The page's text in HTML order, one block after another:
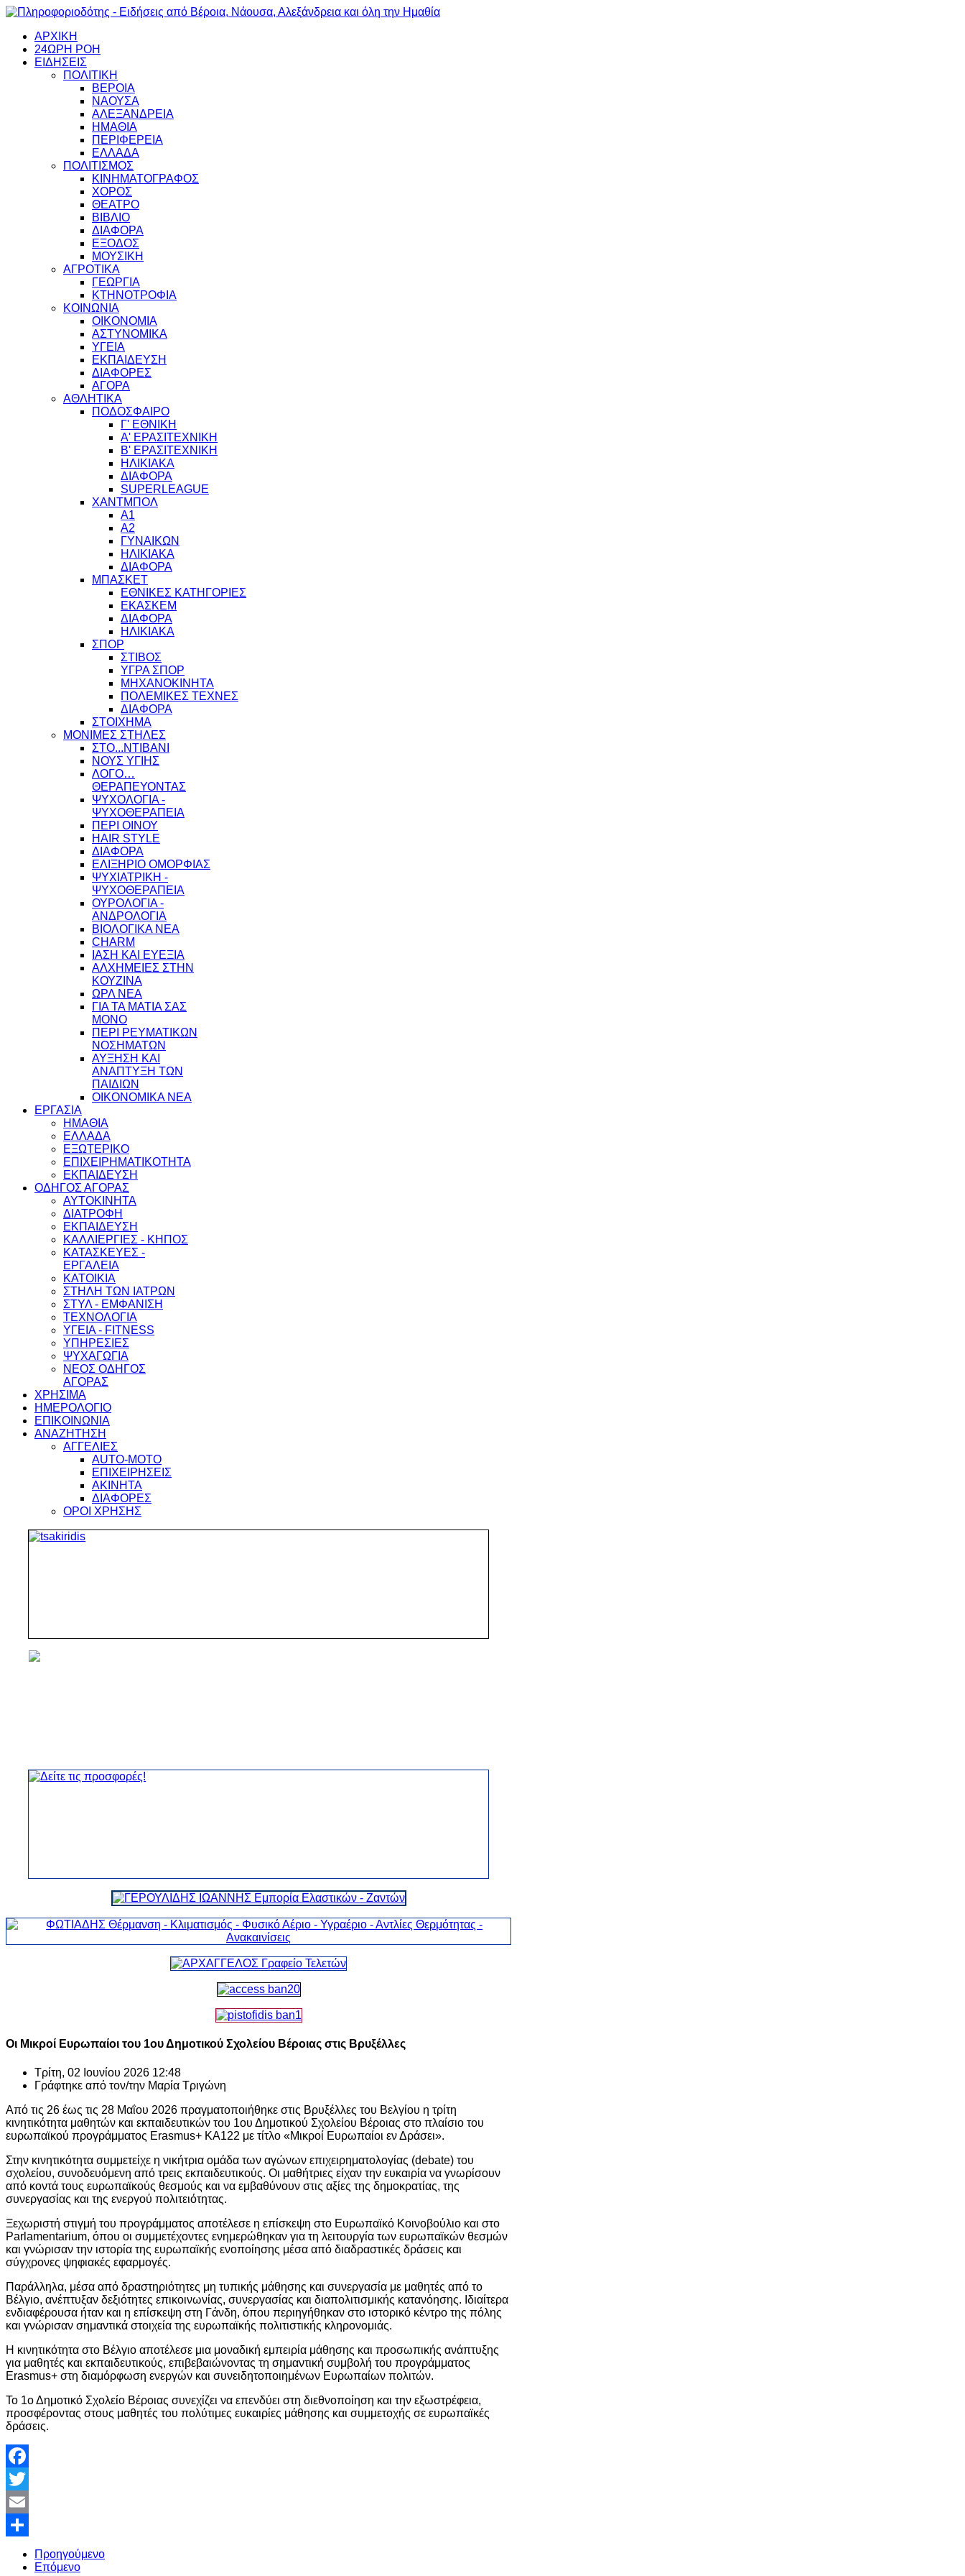
ΑΡΧΙΚΗ
24ΩΡΗ ΡΟΗ
ΕΙΔΗΣΕΙΣ
ΠΟΛΙΤΙΚΗ
ΒΕΡΟΙΑ
ΝΑΟΥΣΑ
ΑΛΕΞΑΝΔΡΕΙΑ
ΗΜΑΘΙΑ
ΠΕΡΙΦΕΡΕΙΑ
ΕΛΛΑΔΑ
ΠΟΛΙΤΙΣΜΟΣ
ΚΙΝΗΜΑΤΟΓΡΑΦΟΣ
ΧΟΡΟΣ
ΘΕΑΤΡΟ
ΒΙΒΛΙΟ
ΔΙΑΦΟΡΑ
ΕΞΟΔΟΣ
ΜΟΥΣΙΚΗ
ΑΓΡΟΤΙΚΑ
ΓΕΩΡΓΙΑ
ΚΤΗΝΟΤΡΟΦΙΑ
ΚΟΙΝΩΝΙΑ
ΟΙΚΟΝΟΜΙΑ
ΑΣΤΥΝΟΜΙΚΑ
ΥΓΕΙΑ
ΕΚΠΑΙΔΕΥΣΗ
ΔΙΑΦΟΡΕΣ
ΑΓΟΡΑ
ΑΘΛΗΤΙΚΑ
ΠΟΔΟΣΦΑΙΡΟ
Γ' ΕΘΝΙΚΗ
Α' ΕΡΑΣΙΤΕΧΝΙΚΗ
Β' ΕΡΑΣΙΤΕΧΝΙΚΗ
ΗΛΙΚΙΑΚΑ
ΔΙΑΦΟΡΑ
SUPERLEAGUE
ΧΑΝΤΜΠΟΛ
Α1
Α2
ΓΥΝΑΙΚΩΝ
ΗΛΙΚΙΑΚΑ
ΔΙΑΦΟΡΑ
ΜΠΑΣΚΕΤ
ΕΘΝΙΚΕΣ ΚΑΤΗΓΟΡΙΕΣ
ΕΚΑΣΚΕΜ
ΔΙΑΦΟΡΑ
ΗΛΙΚΙΑΚΑ
ΣΠΟΡ
ΣΤΙΒΟΣ
ΥΓΡΑ ΣΠΟΡ
ΜΗΧΑΝΟΚΙΝΗΤΑ
ΠΟΛΕΜΙΚΕΣ ΤΕΧΝΕΣ
ΔΙΑΦΟΡΑ
ΣΤΟΙΧΗΜΑ
ΜΟΝΙΜΕΣ ΣΤΗΛΕΣ
ΣΤΟ...ΝΤΙΒΑΝΙ
ΝΟΥΣ ΥΓΙΗΣ
ΛΟΓΟ…
ΘΕΡΑΠΕΥΟΝΤΑΣ
ΨΥΧΟΛΟΓΙΑ -
ΨΥΧΟΘΕΡΑΠΕΙΑ
ΠΕΡΙ ΟΙΝΟΥ
HAIR STYLE
ΔΙΑΦΟΡΑ
ΕΛΙΞΗΡΙΟ ΟΜΟΡΦΙΑΣ
ΨΥΧΙΑΤΡΙΚΗ -
ΨΥΧΟΘΕΡΑΠΕΙΑ
ΟΥΡΟΛΟΓΙΑ -
ΑΝΔΡΟΛΟΓΙΑ
ΒΙΟΛΟΓΙΚΑ ΝΕΑ
CHARM
ΙΑΣΗ ΚΑΙ ΕΥΕΞΙΑ
ΑΛΧΗΜΕΙΕΣ ΣΤΗΝ
ΚΟΥΖΙΝΑ
ΩΡΛ ΝEA
ΓΙΑ ΤΑ ΜΑΤΙΑ ΣΑΣ
ΜΟΝΟ
ΠΕΡΙ ΡΕΥΜΑΤΙΚΩΝ
ΝΟΣΗΜΑΤΩΝ
ΑΥΞΗΣΗ ΚΑΙ
ΑΝΑΠΤΥΞΗ ΤΩΝ
ΠΑΙΔΙΩΝ
ΟΙΚΟΝΟΜΙΚΑ ΝΕΑ
ΕΡΓΑΣΙΑ
ΗΜΑΘΙΑ
ΕΛΛΑΔΑ
ΕΞΩΤΕΡΙΚΟ
ΕΠΙΧΕΙΡΗΜΑΤΙΚΟΤΗΤΑ
ΕΚΠΑΙΔΕΥΣΗ
ΟΔΗΓΟΣ ΑΓΟΡΑΣ
ΑΥΤΟΚΙΝΗΤΑ
ΔΙΑΤΡΟΦΗ
ΕΚΠΑΙΔΕΥΣΗ
ΚΑΛΛΙΕΡΓΙΕΣ - ΚΗΠΟΣ
ΚΑΤΑΣΚΕΥΕΣ -
ΕΡΓΑΛΕΙΑ
ΚΑΤΟΙΚΙΑ
ΣΤΗΛΗ ΤΩΝ ΙΑΤΡΩΝ
ΣΤΥΛ - ΕΜΦΑΝΙΣΗ
ΤΕΧΝΟΛΟΓΙΑ
ΥΓΕΙΑ - FITNESS
ΥΠΗΡΕΣΙΕΣ
ΨΥΧΑΓΩΓΙΑ
ΝΕΟΣ ΟΔΗΓΟΣ
ΑΓΟΡΑΣ
ΧΡΗΣΙΜΑ
ΗΜΕΡΟΛΟΓΙΟ
ΕΠΙΚΟΙΝΩΝΙΑ
ΑΝΑΖΗΤΗΣΗ
ΑΓΓΕΛΙΕΣ
AUTO-MOTO
ΕΠΙΧΕΙΡΗΣΕΙΣ
ΑΚΙΝΗΤΑ
ΔΙΑΦΟΡΕΣ
ΟΡΟΙ ΧΡΗΣΗΣ
Οι Μικροί Ευρωπαίοι του 1ου Δημοτικού Σχολείου Βέροιας στις Βρυξέλλες
Τρίτη, 02 Ιουνίου 2026 12:48
Γράφτηκε από τον/την Μαρία Τριγώνη
Από τις 26 έως τις 28 Μαΐου 2026 πραγματοποιήθηκε στις Βρυξέλλες του Βελγίου η τρίτη
κινητικότητα μαθητών και εκπαιδευτικών του 1ου Δημοτικού Σχολείου Βέροιας στο πλαίσιο του
ευρωπαϊκού προγράμματος Erasmus+ KA122 με τίτλο «Μικροί Ευρωπαίοι εν Δράσει».
Στην κινητικότητα συμμετείχε η νικήτρια ομάδα των αγώνων επιχειρηματολογίας (debate) του
σχολείου, συνοδευόμενη από τρεις εκπαιδευτικούς. Οι μαθήτριες είχαν την ευκαιρία να γνωρίσουν
από κοντά τους ευρωπαϊκούς θεσμούς και να εμβαθύνουν στις αξίες της δημοκρατίας, της
συνεργασίας και της ενεργού πολιτειότητας.
Ξεχωριστή στιγμή του προγράμματος αποτέλεσε η επίσκεψη στο Ευρωπαϊκό Κοινοβούλιο και στο
Parlamentarium, όπου οι συμμετέχοντες ενημερώθηκαν για τη λειτουργία των ευρωπαϊκών θεσμών
και γνώρισαν την ιστορία της ευρωπαϊκής ενοποίησης μέσα από διαδραστικές δράσεις και
σύγχρονες ψηφιακές εφαρμογές.
Παράλληλα, μέσα από δραστηριότητες μη τυπικής μάθησης και συνεργασία με μαθητές από το
Βέλγιο, ανέπτυξαν δεξιότητες επικοινωνίας, συνεργασίας και διαπολιτισμικής κατανόησης. Ιδιαίτερα
ενδιαφέρουσα ήταν και η επίσκεψη στη Γάνδη, όπου περιηγήθηκαν στο ιστορικό κέντρο της πόλης
και γνώρισαν σημαντικά στοιχεία της ευρωπαϊκής πολιτιστικής κληρονομιάς.
Η κινητικότητα στο Βέλγιο αποτέλεσε μια μοναδική εμπειρία μάθησης και προσωπικής ανάπτυξης
για μαθητές και εκπαιδευτικούς, επιβεβαιώνοντας τη σημαντική συμβολή του προγράμματος
Erasmus+ στη διαμόρφωση ενεργών και συνειδητοποιημένων Ευρωπαίων πολιτών.
Το 1ο Δημοτικό Σχολείο Βέροιας συνεχίζει να επενδύει στη διεθνοποίηση και την εξωστρέφεια,
προσφέροντας στους μαθητές του πολύτιμες ευκαιρίες μάθησης και συμμετοχής σε ευρωπαϊκές
δράσεις.
Facebook
Twitter
Email
Share
Προηγούμενο
Επόμενο